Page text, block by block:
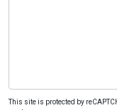
This site is protected by